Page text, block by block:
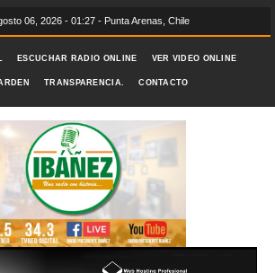
06, 2026 - 01:27 - Punta Arenas, Chile
ESCUCHAR RADIO ONLINE VER VIDEO ONLINE
TRANSPARENCIA. CONTACTO